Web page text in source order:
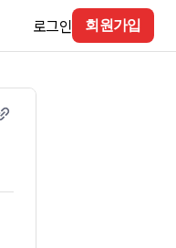
로그인 회원가입